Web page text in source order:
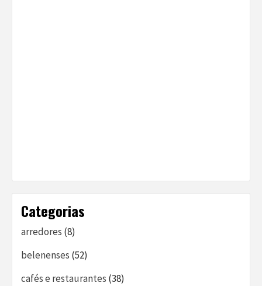
Categorias
arredores (8)
belenenses (52)
cafés e restaurantes (38)